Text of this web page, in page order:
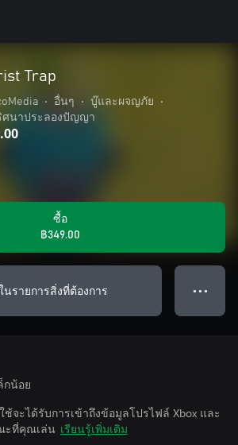
Trap
• อื่นๆ • บู๊และผจญภัย
•
ศนาประลองปัญญา
ซื้อ
฿349.00
นรายการสิ่งที่ต้องการ ● ● ●
กน้อย
ช้จะได้รับการเข้าถึงข้อมูลโปรไฟล์ Xbox และ
ะที่คุณเล่น เรียนรู้เพิ่มเติม